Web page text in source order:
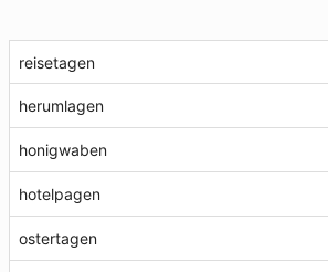
reisetagen
herumlagen
honigwaben
hotelpagen
ostertagen